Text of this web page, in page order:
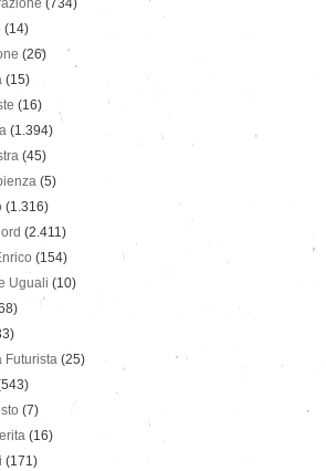
(734)
(14)
(26)
(15)
(16)
(1.394)
(45)
(5)
(1.316)
(2.411)
(154)
Uguali (10)
Futurista (25)
(7)
(16)
(171)